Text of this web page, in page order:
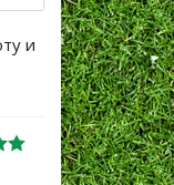
и
Большое
уже не
Жанна
06.10.2024